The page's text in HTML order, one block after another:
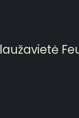
laužavietė